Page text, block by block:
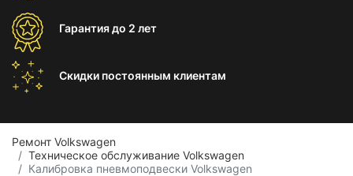
Гарантиядо 2 лет
Скидки постоянным клиентам
Ремонт Volkswagen
Техническое обслуживание Volkswagen
Калибровка пневмоподвески Volkswagen